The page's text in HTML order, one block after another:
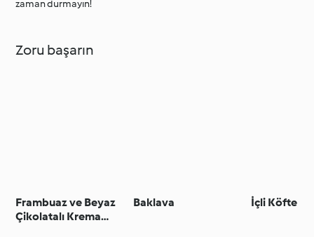
zaman durmayın!
Zoru başarın
Frambuaz ve Beyaz
Çikolatalı Krema
Baklava İçli Köfte